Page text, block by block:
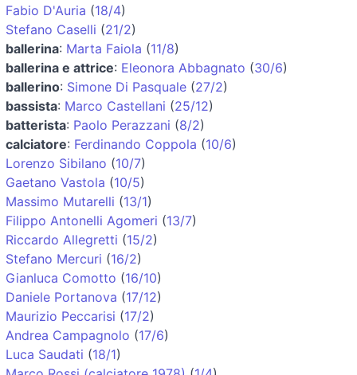
Fabio D'Auria (18/4)
Stefano Caselli (21/2)
ballerina: Marta Faiola (11/8)
ballerina e attrice: Eleonora Abbagnato (30/6)
ballerino: Simone Di Pasquale (27/2)
bassista: Marco Castellani (25/12)
batterista: Paolo Perazzani (8/2)
calciatore: Ferdinando Coppola (10/6)
Lorenzo Sibilano (10/7)
Gaetano Vastola (10/5)
Massimo Mutarelli (13/1)
Filippo Antonelli Agomeri (13/7)
Riccardo Allegretti (15/2)
Stefano Mercuri (16/2)
Gianluca Comotto (16/10)
Daniele Portanova (17/12)
Maurizio Peccarisi (17/2)
Andrea Campagnolo (17/6)
Luca Saudati (18/1)